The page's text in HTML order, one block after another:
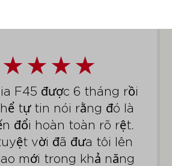
F45 được 6 tháng rồi
tự tin nói rằng đó là
đổi hoàn toàn rõ rệt.
vời đã đưa tôi lên
mới trong khả năng